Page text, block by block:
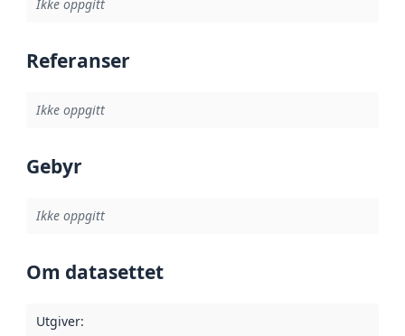
Ikke oppgitt
Referanser
Ikke oppgitt
Gebyr
Ikke oppgitt
Om datasettet
Utgiver: